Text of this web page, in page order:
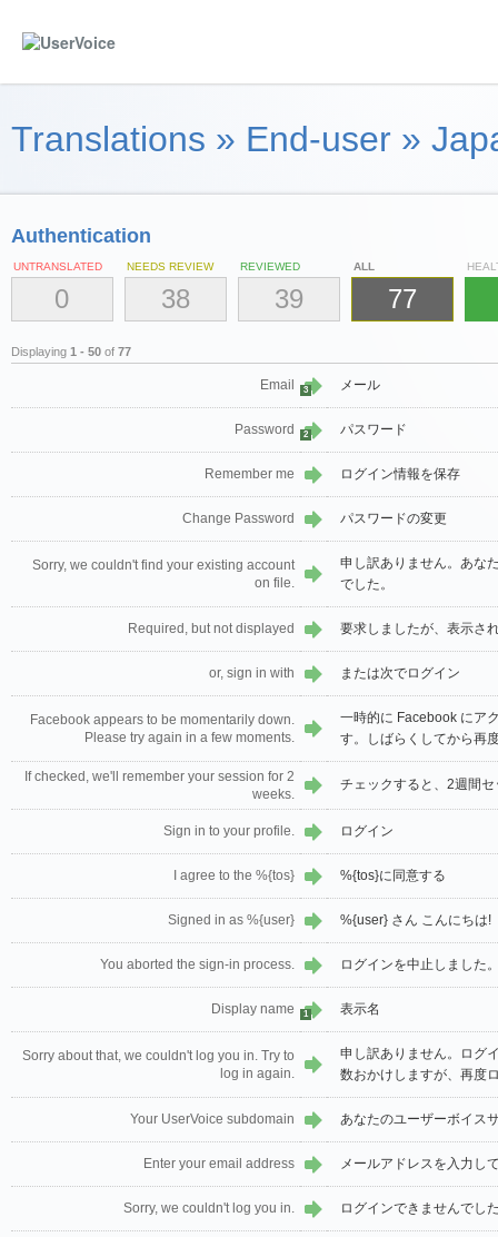
Translations » End-user »
Authentication
UNTRANSLATED
0
NEEDS REVIEW
38
REVIEWED
39
ALL
77
Displaying 1 - 50 of 77
Email 3 メール
Password 2 パスワード
Remember me ログイン情報を保存
Change Password パスワードの変更
Sorry, we couldn't find your existing account
on file.
申し訳ありません。あな
でした。
Required, but not displayed 要求しましたが、表示さ
or, sign in with または次でログイン
Facebook appears to be momentarily down.
Please try again in a few moments.
一時的に Facebook にア
す。しばらくしてから再
If checked, we'll remember your session for 2
weeks.
チェックすると、2週間
Sign in to your profile. ログイン
I agree to the %{tos} %{tos}に同意する
Signed in as %{user} %{user} さん こんにちは!
You aborted the sign-in process. ログインを中止しました
Display name 1 表示名
Sorry about that, we couldn't log you in. Try to
log in again.
申し訳ありません。ログ
数おかけしますが、再度
Your UserVoice subdomain あなたのユーザーボイス
Enter your email address メールアドレスを入力し
Sorry, we couldn't log you in. ログインできませんでし